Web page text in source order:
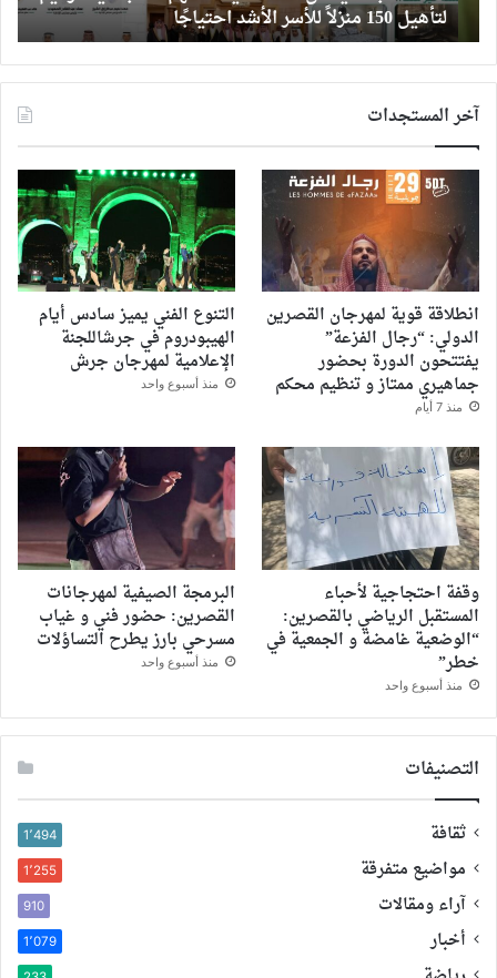
لتأهيل
150
منزلاً
للأسر
الأشد
لتأهيل 150 منزلاً للأسر الأشد احتياجًا
آخر المستجدات
انطلاقة قوية لمهرجان القصرين
الدولي: “رجال الفزعة”
يفتتحون الدورة بحضور
جماهيري ممتاز و تنظيم محكم
منذ 7 أيام
التنوع الفني يميز سادس أيام
الهيبودروم في جرشاللجنة
الإعلامية لمهرجان جرش
منذ أسبوع واحد
وقفة احتجاجية لأحباء
المستقبل الرياضي بالقصرين:
“الوضعية غامضة و الجمعية في
خطر”
منذ أسبوع واحد
البرمجة الصيفية لمهرجانات
القصرين: حضور فني و غياب
مسرحي بارز يطرح التساؤلات
منذ أسبوع واحد
التصنيفات
ثقافة 1٬494
مواضيع متفرقة 1٬255
آراء ومقالات 910
أخبار 1٬079